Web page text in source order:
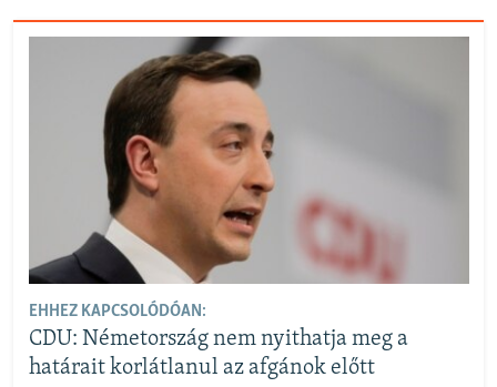
EHHEZ KAPCSOLÓDÓAN:
CDU: Németország nem nyithatja meg a
határait korlátlanul az afgánok előtt